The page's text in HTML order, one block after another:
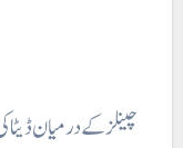
چینلز کے درمیان